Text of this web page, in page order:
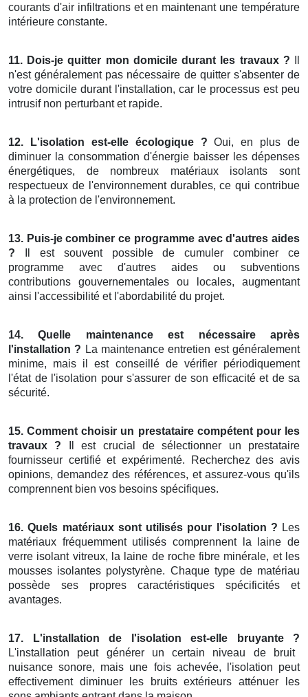
courants d'air infiltrations et en maintenant une température
intérieure constante.
11. Dois-je quitter mon domicile durant les travaux ?
n'est généralement pas nécessaire de quitter s'absenter de
votre domicile durant l'installation, car le processus est peu
intrusif non perturbant et rapide.
12. L'isolation est-elle écologique ? Oui, en plus de
diminuer la consommation d'énergie baisser les dépenses
énergétiques, de nombreux matériaux isolants sont
respectueux de l'environnement durables, ce qui contribue
à la protection de l'environnement.
13. Puis-je combiner ce programme avec d'autres aides
? Il est souvent possible de cumuler combiner ce
programme avec d'autres aides ou subventions
contributions gouvernementales ou locales, augmentant
ainsi l'accessibilité et l'abordabilité du projet.
14. Quelle maintenance est nécessaire après
l'installation ? La maintenance entretien est généralement
minime, mais il est conseillé de vérifier périodiquement
l'état de l'isolation pour s'assurer de son efficacité et de sa
sécurité.
15. Comment choisir un prestataire compétent pour les
travaux ? Il est crucial de sélectionner un prestataire
fournisseur certifié et expérimenté. Recherchez des avis
opinions, demandez des références, et assurez-vous qu'ils
comprennent bien vos besoins spécifiques.
16. Quels matériaux sont utilisés pour l'isolation ? Les
matériaux fréquemment utilisés comprennent la laine de
verre isolant vitreux, la laine de roche fibre minérale, et les
mousses isolantes polystyrène. Chaque type de matériau
possède ses propres caractéristiques spécificités et
avantages.
17. L'installation de l'isolation est-elle bruyante ?
L'installation peut générer un certain niveau de bruit
nuisance sonore, mais une fois achevée, l'isolation peut
effectivement diminuer les bruits extérieurs atténuer les